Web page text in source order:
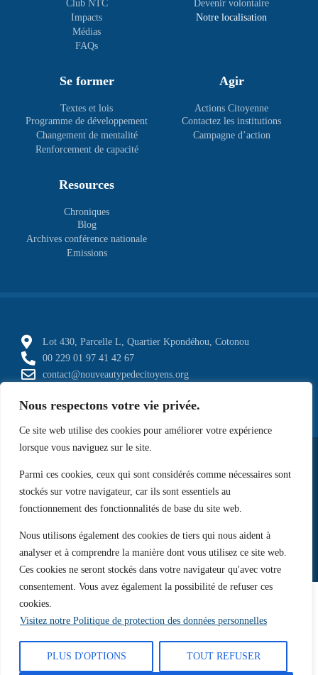
Nous respectons votre vie privée.
Ce site web utilise des cookies pour améliorer votre expérience
lorsque vous naviguez sur le site.
Parmi ces cookies, ceux qui sont considérés comme nécessaires sont
stockés sur votre navigateur, car ils sont essentiels au
fonctionnement des fonctionnalités de base du site web.
Nous utilisons également des cookies de tiers qui nous aident à
analyser et à comprendre la manière dont vous utilisez ce site web.
Ces cookies ne seront stockés dans votre navigateur qu'avec votre
consentement. Vous avez également la possibilité de refuser ces
cookies.
Visitez notre Politique de protection des données personnelles
PLUS D'OPTIONS TOUT REFUSER
Club NTC
Impacts
Médias
FAQs
Devenir volontaire
Notre localisation
Se former
Textes et lois
Programme de développement
Changement de mentalité
Renforcement de capacité
Agir
Actions Citoyenne
Contactez les institutions
Campagne d’action
Resources
Chroniques
Blog
Archives conférence nationale
Emissions
Lot 430, Parcelle L, Quartier Kpondéhou, Cotonou
00 229 01 97 41 42 67
contact@nouveautypedecitoyens.org
Copyright © 2026. NTC - Tous droits réservés.
Conditions générales d’utilisation
Mentions légales Gestion des cookies Politiques de confidentialité